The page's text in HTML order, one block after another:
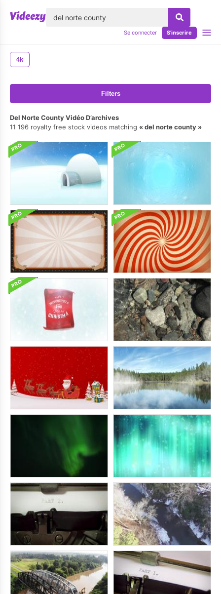
Se connecter S'inscrire
4k
Filters
Del Norte County Vidéo D’archives
11 196 royalty free stock videos matching
del norte county